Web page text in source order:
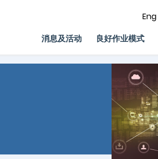
Eng
消息及活动
良好作业模式